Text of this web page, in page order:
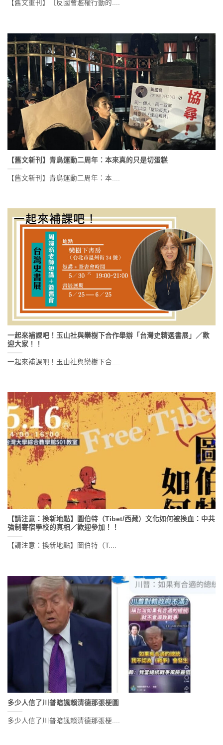
【舊文重刊】〔反國會濫權行動的....
【舊文新刊】青鳥運動二周年：本來真的只是切蛋糕
【舊文新刊】青鳥運動二周年：本....
一起來補課吧！玉山社與欒樹下合作舉辦「台灣史精選書展」／歡
迎大家！！
一起來補課吧！玉山社與欒樹下合....
【請注意：換新地點】圖伯特（Tibet/西藏）文化如何被換血：中共
強制寄宿學校的真相／歡迎參加！！
【請注意：換新地點】圖伯特（T....
多少人信了川普暗諷賴清德那張梗圖
多少人信了川普暗諷賴清德那張梗....